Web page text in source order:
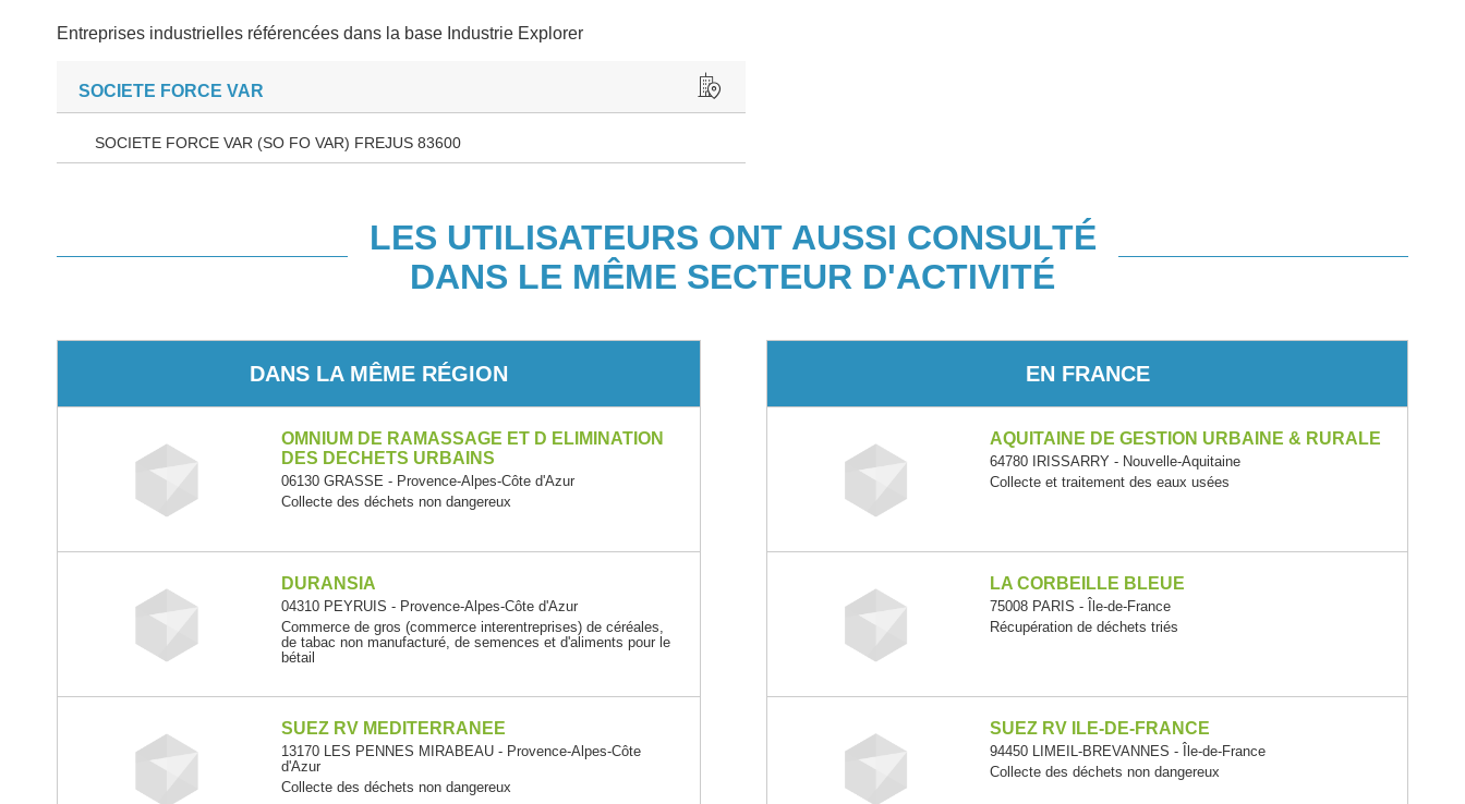
Entreprises industrielles référencées dans la base Industrie Explorer
SOCIETE FORCE VAR
SOCIETE FORCE VAR (SO FO VAR) FREJUS 83600
LES UTILISATEURS ONT AUSSI CONSULTÉ
DANS LE MÊME SECTEUR D'ACTIVITÉ
DANS LA MÊME RÉGION
OMNIUM DE RAMASSAGE ET D ELIMINATION
DES DECHETS URBAINS
06130 GRASSE - Provence-Alpes-Côte d'Azur
Collecte des déchets non dangereux
DURANSIA
04310 PEYRUIS - Provence-Alpes-Côte d'Azur
Commerce de gros (commerce interentreprises) de céréales,
de tabac non manufacturé, de semences et d'aliments pour le
bétail
SUEZ RV MEDITERRANEE
13170 LES PENNES MIRABEAU - Provence-Alpes-Côte
d'Azur
Collecte des déchets non dangereux
EN FRANCE
AQUITAINE DE GESTION URBAINE & RURALE
64780 IRISSARRY - Nouvelle-Aquitaine
Collecte et traitement des eaux usées
LA CORBEILLE BLEUE
75008 PARIS - Île-de-France
Récupération de déchets triés
SUEZ RV ILE-DE-FRANCE
94450 LIMEIL-BREVANNES - Île-de-France
Collecte des déchets non dangereux